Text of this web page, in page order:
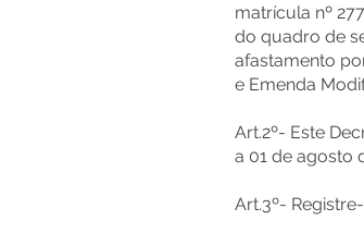
matrícula nº
do quadro de
afastamento
e Emenda
Art.2º- Este
a 01 de agosto
Art.3º-